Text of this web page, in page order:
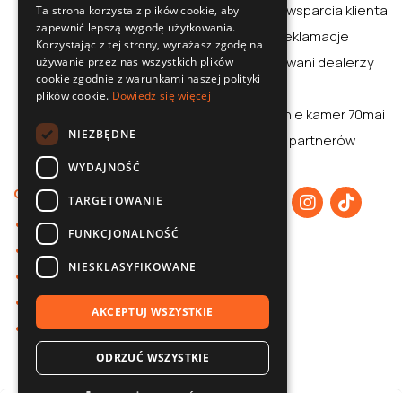
Centrum wsparcia klienta
Zwroty i reklamacje
Autoryzowani dealerzy
Aplikacja
Porównanie kamer 70mai
70mai dla partnerów
O nas
O 70mai
Polityka prywatności
Współpraca B2B
Baza wiedzy
Kontakt
ENGLISH
Ta strona korzysta z plików cookie, aby
zapewnić lepszą wygodę użytkowania.
Korzystając z tej strony, wyrażasz zgodę na
używanie przez nas wszystkich plików
cookie zgodnie z warunkami naszej polityki
plików cookie. Dowiedz się więcej
NIEZBĘDNE
WYDAJNOŚĆ
TARGETOWANIE
FUNKCJONALNOŚĆ
NIESKLASYFIKOWANE
AKCEPTUJ WSZYSTKIE
ODRZUĆ WSZYSTKIE